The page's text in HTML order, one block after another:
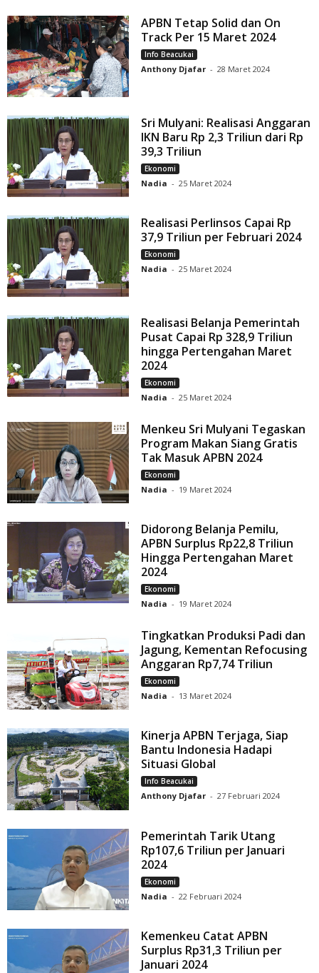
APBN Tetap Solid dan On
Track Per 15 Maret 2024
Info Beacukai
Anthony Djafar - 28 Maret 2024
Sri Mulyani: Realisasi Anggaran
IKN Baru Rp 2,3 Triliun dari Rp
39,3 Triliun
Ekonomi
Nadia - 25 Maret 2024
Realisasi Perlinsos Capai Rp
37,9 Triliun per Februari 2024
Ekonomi
Nadia - 25 Maret 2024
Realisasi Belanja Pemerintah
Pusat Capai Rp 328,9 Triliun
hingga Pertengahan Maret
2024
Ekonomi
Nadia - 25 Maret 2024
Menkeu Sri Mulyani Tegaskan
Program Makan Siang Gratis
Tak Masuk APBN 2024
Ekonomi
Nadia - 19 Maret 2024
Didorong Belanja Pemilu,
APBN Surplus Rp22,8 Triliun
Hingga Pertengahan Maret
2024
Ekonomi
Nadia - 19 Maret 2024
Tingkatkan Produksi Padi dan
Jagung, Kementan Refocusing
Anggaran Rp7,74 Triliun
Ekonomi
Nadia - 13 Maret 2024
Kinerja APBN Terjaga, Siap
Bantu Indonesia Hadapi
Situasi Global
Info Beacukai
Anthony Djafar - 27 Februari 2024
Pemerintah Tarik Utang
Rp107,6 Triliun per Januari
2024
Ekonomi
Nadia - 22 Februari 2024
Kemenkeu Catat APBN
Surplus Rp31,3 Triliun per
Januari 2024